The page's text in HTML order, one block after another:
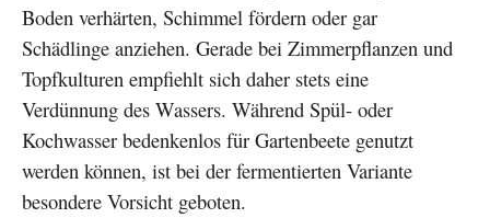
Boden verhärten, Schimmel fördern oder gar
Schädlinge anziehen. Gerade bei Zimmerpflanzen und
Topfkulturen empfiehlt sich daher stets eine
Verdünnung des Wassers. Während Spül- oder
Kochwasser bedenkenlos für Gartenbeete genutzt
werden können, ist bei der fermentierten Variante
besondere Vorsicht geboten.